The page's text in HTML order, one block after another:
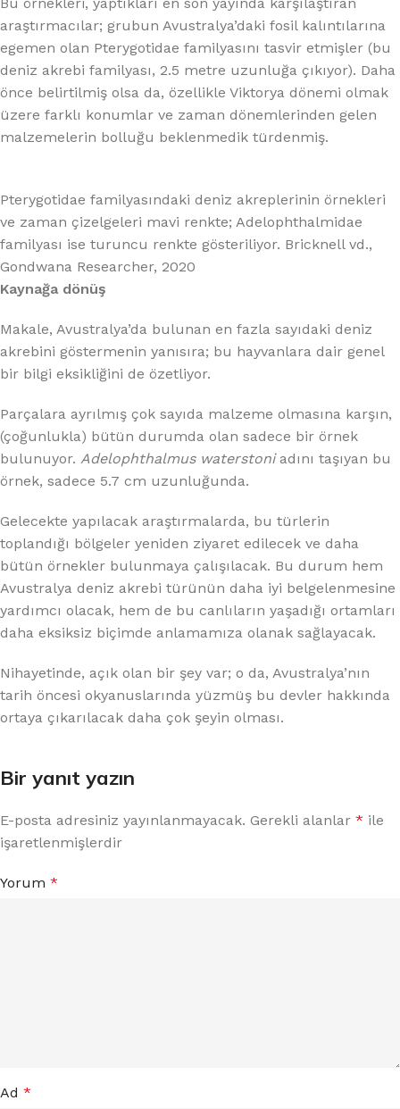
araştırmacılar; grubun Avustralya’daki fosil kalıntılarına
egemen olan Pterygotidae familyasını tasvir etmişler (bu
deniz akrebi familyası, 2.5 metre uzunluğa çıkıyor). Daha
önce belirtilmiş olsa da, özellikle Viktorya dönemi olmak
üzere farklı konumlar ve zaman dönemlerinden gelen
malzemelerin bolluğu beklenmedik türdenmiş.
Pterygotidae familyasındaki deniz akreplerinin örnekleri
ve zaman çizelgeleri mavi renkte; Adelophthalmidae
familyası ise turuncu renkte gösteriliyor. Bricknell vd.,
Gondwana Researcher, 2020
Kaynağa dönüş
Makale, Avustralya’da bulunan en fazla sayıdaki deniz
akrebini göstermenin yanısıra; bu hayvanlara dair genel
bir bilgi eksikliğini de özetliyor.
Parçalara ayrılmış çok sayıda malzeme olmasına karşın,
(çoğunlukla) bütün durumda olan sadece bir örnek
bulunuyor. Adelophthalmus waterstoniadını taşıyan bu
örnek, sadece 5.7 cm uzunluğunda.
Gelecekte yapılacak araştırmalarda, bu türlerin
toplandığı bölgeler yeniden ziyaret edilecek ve daha
bütün örnekler bulunmaya çalışılacak. Bu durum hem
Avustralya deniz akrebi türünün daha iyi belgelenmesine
yardımcı olacak, hem de bu canlıların yaşadığı ortamları
daha eksiksiz biçimde anlamamıza olanak sağlayacak.
Nihayetinde, açık olan bir şey var; o da, Avustralya’nın
tarih öncesi okyanuslarında yüzmüş bu devler hakkında
ortaya çıkarılacak daha çok şeyin olması.
Bir yanıt yazın
E-posta adresiniz yayınlanmayacak. Gerekli alanlar * ile
işaretlenmişlerdir
Yorum *
Ad *